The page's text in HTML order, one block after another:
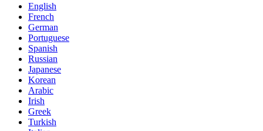
English
French
German
Portuguese
Spanish
Russian
Japanese
Korean
Arabic
Irish
Greek
Turkish